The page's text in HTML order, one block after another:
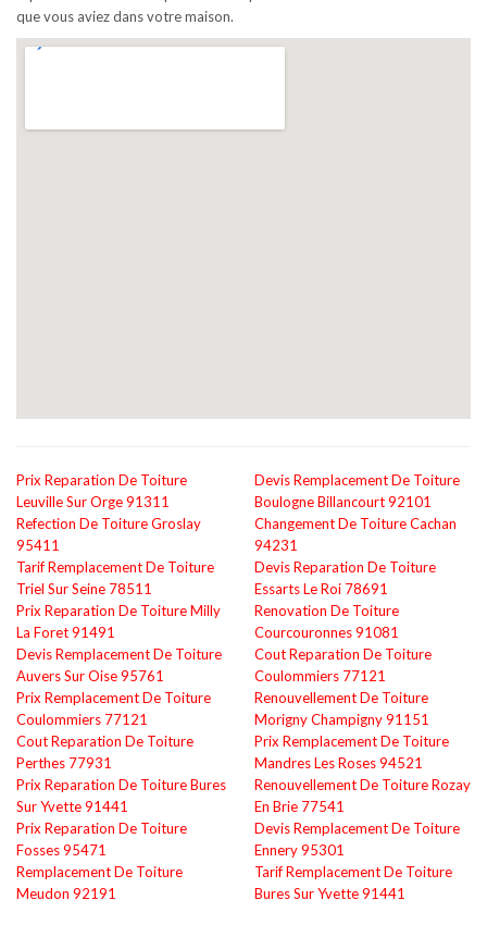
que vous aviez dans votre maison.
Prix Reparation De Toiture
Leuville Sur Orge 91311
Refection De Toiture Groslay
95411
Tarif Remplacement De Toiture
Triel Sur Seine 78511
Prix Reparation De Toiture Milly
La Foret 91491
Devis Remplacement De Toiture
Auvers Sur Oise 95761
Prix Remplacement De Toiture
Coulommiers 77121
Cout Reparation De Toiture
Perthes 77931
Prix Reparation De Toiture Bures
Sur Yvette 91441
Prix Reparation De Toiture
Fosses 95471
Remplacement De Toiture
Meudon 92191
Devis Remplacement De Toiture
Boulogne Billancourt 92101
Changement De Toiture Cachan
94231
Devis Reparation De Toiture
Essarts Le Roi 78691
Renovation De Toiture
Courcouronnes 91081
Cout Reparation De Toiture
Coulommiers 77121
Renouvellement De Toiture
Morigny Champigny 91151
Prix Remplacement De Toiture
Mandres Les Roses 94521
Renouvellement De Toiture Rozay
En Brie 77541
Devis Remplacement De Toiture
Ennery 95301
Tarif Remplacement De Toiture
Bures Sur Yvette 91441